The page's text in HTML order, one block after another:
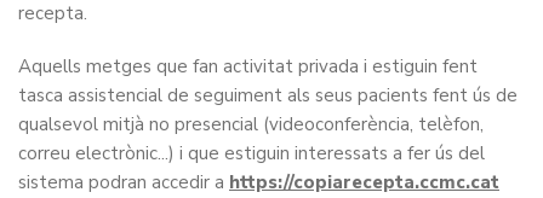
recepta.
Aquells metges que fan activitat privada i estiguin fent
tasca assistencial de seguiment als seus pacients fent ús de
qualsevol mitjà no presencial (videoconferència, telèfon,
correu electrònic...) i que estiguin interessats a fer ús del
sistema podran accedir a https://copiarecepta.ccmc.cat